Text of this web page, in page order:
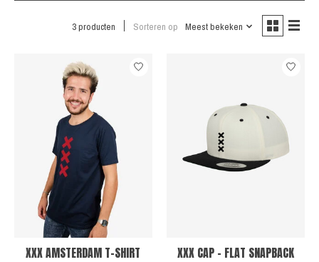
3 producten Sorteren op Meest bekeken
XXX AMSTERDAM T-SHIRT XXX CAP - FLAT SNAPBACK